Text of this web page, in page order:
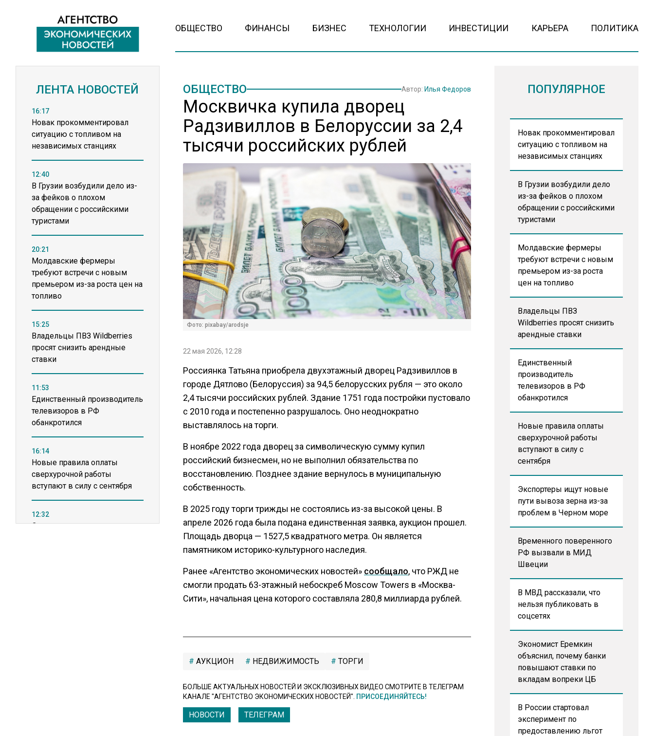
ОБЩЕСТВО ФИНАНСЫ БИЗНЕС ТЕХНОЛОГИИ ИНВЕСТИЦИИ КАРЬЕРА ПОЛИТИКА
ЛЕНТА НОВОСТЕЙ
16:17
Новак прокомментировал
ситуацию с топливом на
независимых станциях
12:40
В Грузии возбудили дело из-
за фейков о плохом
обращении с российскими
туристами
20:21
Молдавские фермеры
требуют встречи с новым
премьером из-за роста цен на
топливо
15:25
Владельцы ПВЗ Wildberries
просят снизить арендные
ставки
11:53
Единственный производитель
телевизоров в РФ
обанкротился
16:14
Новые правила оплаты
сверхурочной работы
вступают в силу с сентября
12:32
Экспортеры ищут новые пути
ОБЩЕСТВО Автор: Илья Федоров
Москвичка купила дворец
Радзивиллов в Белоруссии за 2,4
тысячи российских рублей
Фото: pixabay/arodsje
22 мая 2026, 12:28
Россиянка Татьяна приобрела двухэтажный дворец Радзивиллов в
городе Дятлово (Белоруссия) за 94,5 белорусских рубля — это около
2,4 тысячи российских рублей. Здание 1751 года постройки пустовало
с 2010 года и постепенно разрушалось. Оно неоднократно
выставлялось на торги.
В ноябре 2022 года дворец за символическую сумму купил
российский бизнесмен, но не выполнил обязательства по
восстановлению. Позднее здание вернулось в муниципальную
собственность.
В 2025 году торги трижды не состоялись из-за высокой цены. В
апреле 2026 года была подана единственная заявка, аукцион прошел.
Площадь дворца — 1527,5 квадратного метра. Он является
памятником историко-культурного наследия.
Ранее «Агентство экономических новостей» сообщало, что РЖД не
смогли продать 63-этажный небоскреб Moscow Towers в «Москва-
Сити», начальная цена которого составляла 280,8 миллиарда рублей.
АУКЦИОН НЕДВИЖИМОСТЬ ТОРГИ
БОЛЬШЕ АКТУАЛЬНЫХ НОВОСТЕЙ И ЭКСКЛЮЗИВНЫХ ВИДЕО СМОТРИТЕ В ТЕЛЕГРАМ
КАНАЛЕ "АГЕНТСТВО ЭКОНОМИЧЕСКИХ НОВОСТЕЙ". ПРИСОЕДИНЯЙТЕСЬ!
НОВОСТИ ТЕЛЕГРАМ
ПОПУЛЯРНОЕ
Новак прокомментировал
ситуацию с топливом на
независимых станциях
В Грузии возбудили дело
из-за фейков о плохом
обращении с российскими
туристами
Молдавские фермеры
требуют встречи с новым
премьером из-за роста
цен на топливо
Владельцы ПВЗ
Wildberries просят снизить
арендные ставки
Единственный
производитель
телевизоров в РФ
обанкротился
Новые правила оплаты
сверхурочной работы
вступают в силу с
сентября
Экспортеры ищут новые
пути вывоза зерна из-за
проблем в Черном море
Временного поверенного
РФ вызвали в МИД
Швеции
В МВД рассказали, что
нельзя публиковать в
соцсетях
Экономист Еремкин
объяснил, почему банки
повышают ставки по
вкладам вопреки ЦБ
В России стартовал
эксперимент по
предоставлению льгот